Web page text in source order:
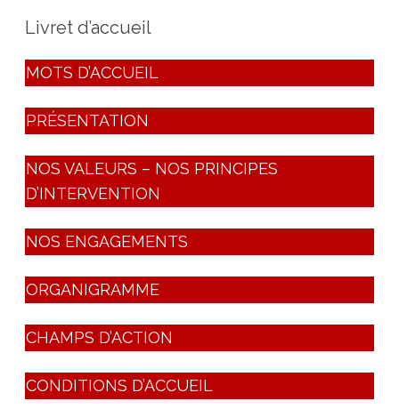
Livret d’accueil
MOTS D’ACCUEIL
PRÉSENTATION
NOS VALEURS – NOS PRINCIPES
D’INTERVENTION
NOS ENGAGEMENTS
ORGANIGRAMME
CHAMPS D’ACTION
CONDITIONS D’ACCUEIL